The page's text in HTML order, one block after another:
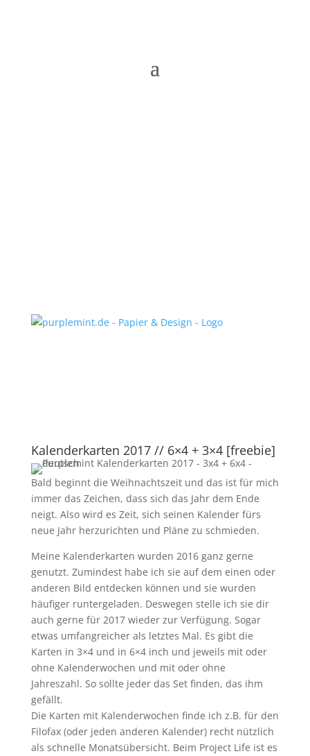
Kalenderkarten 2017 // 6×4 + 3×4 [freebie]
Bald beginnt die Weihnachtszeit und das ist für mich
immer das Zeichen, dass sich das Jahr dem Ende
neigt. Also wird es Zeit, sich seinen Kalender fürs
neue Jahr herzurichten und Pläne zu schmieden.
Meine Kalenderkarten wurden 2016 ganz gerne
genutzt. Zumindest habe ich sie auf dem einen oder
anderen Bild entdecken können und sie wurden
häufiger runtergeladen. Deswegen stelle ich sie dir
auch gerne für 2017 wieder zur Verfügung. Sogar
etwas umfangreicher als letztes Mal. Es gibt die
Karten in 3×4 und in 6×4 inch und jeweils mit oder
ohne Kalenderwochen und mit oder ohne
Jahreszahl. So sollte jeder das Set finden, das ihm
gefällt.
Die Karten mit Kalenderwochen finde ich z.B. für den
Filofax (oder jeden anderen Kalender) recht nützlich
als schnelle Monatsübersicht. Beim Project Life ist es